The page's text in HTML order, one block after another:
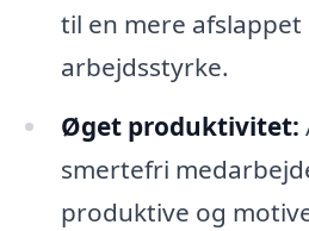
til en mere
arbejdsstyrke.
Øget produktivitet:
smertefri
produktive og